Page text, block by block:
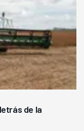
de la